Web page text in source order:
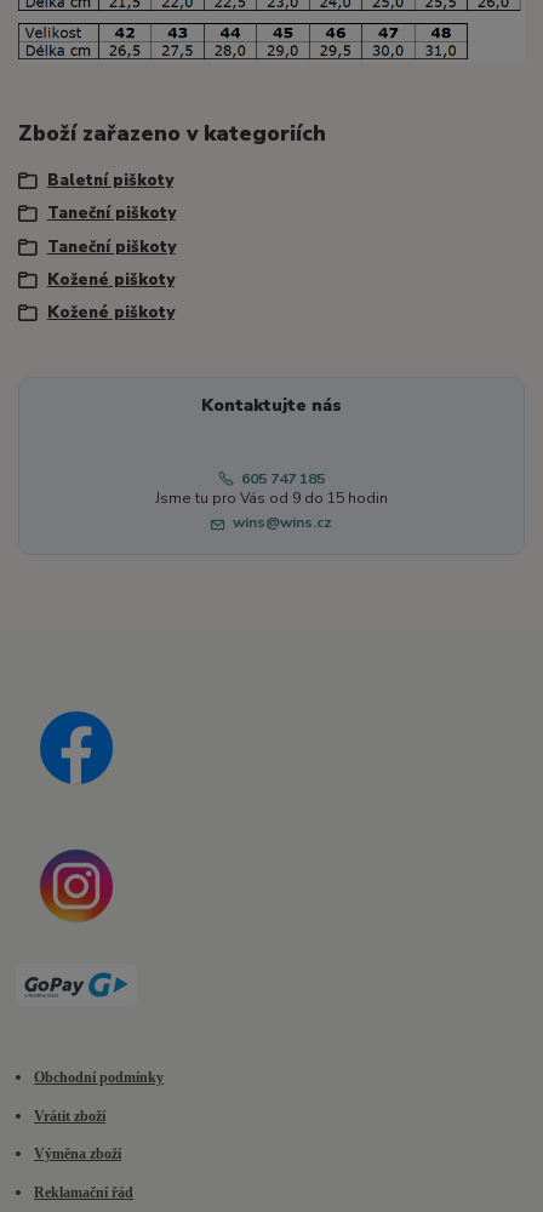
Zboží zařazeno v kategoriích
Baletní piškoty
Taneční piškoty
Taneční piškoty
Kožené piškoty
Kožené piškoty
Kontaktujte nás
605 747 185
Jsme tu pro Vás od 9 do 15 hodin
wins@wins.cz
Obchodní podmínky
Vrátit zboží
Výměna zboží
Reklamační řád